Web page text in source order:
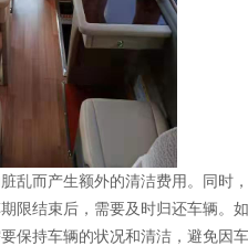
乱而产生额外的清洁费用。同时
限结束后，需要及时归还车辆。
保持车辆的状况和清洁，避免因